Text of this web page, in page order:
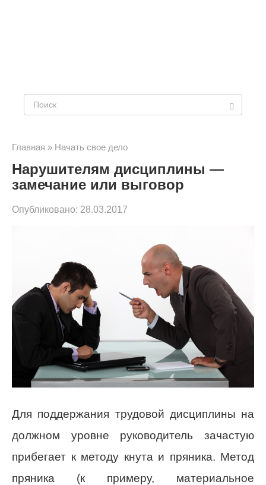
Главная » Начать свое дело
Нарушителям дисциплины —
замечание или выговор
Опубликовано: 28.03.2017
Для поддержания трудовой дисциплины на
должном уровне руководитель зачастую
прибегает к методу кнута и пряника. Метод
пряника (к примеру, материальное